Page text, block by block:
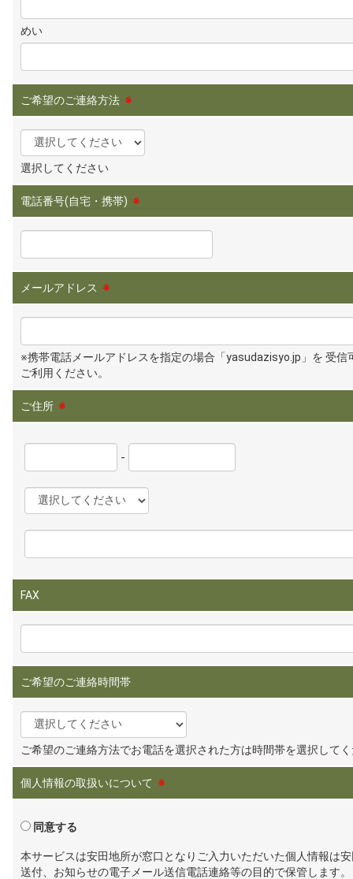
めい
ご希望のご連絡方法 ※
選択してください
電話番号(自宅・携帯) ※
メールアドレス ※
※携帯電話メールアドレスを指定の場合「yasudazisyo.jp」を 受信
ご利用ください。
ご住所 ※
-
FAX
ご希望のご連絡時間帯
ご希望のご連絡方法でお電話を選択された方は時間帯を選択して
個人情報の取扱いについて ※
同意する
本サービスは安田地所が窓口となりご入力いただいた個人情報は
送付、お知らせの電子メール送信電話連絡等の目的で保管します